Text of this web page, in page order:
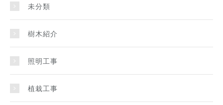
未分類
樹木紹介
照明工事
植栽工事